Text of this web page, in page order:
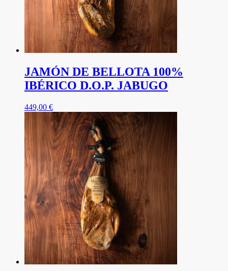
JAMÓN DE BELLOTA 100%
IBÉRICO D.O.P. JABUGO
449,00 €